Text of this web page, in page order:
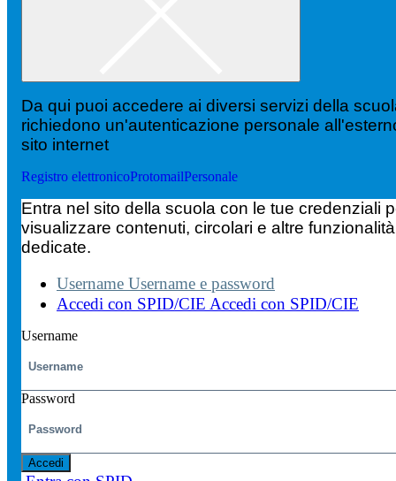
Da qui puoi accedere ai diversi servizi della
richiedono un'autenticazione personale
sito internet
Registro elettronicoProtomailPersonale
Entra nel sito della scuola con le tue credenziali
visualizzare contenuti, circolari e altre
dedicate.
Username Username e password
Accedi con SPID/CIE Accedi con SPID/CIE
Username
Password
Accedi